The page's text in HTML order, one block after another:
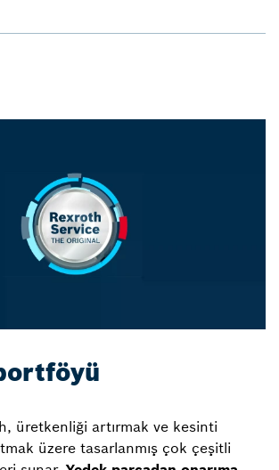
üretkenliği artırmak ve kesinti
üzere tasarlanmış çok çeşitli